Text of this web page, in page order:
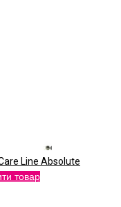
Line Absolute
товар